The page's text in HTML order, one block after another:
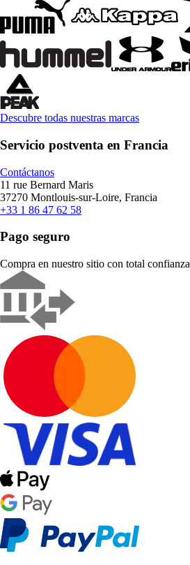
Descubre todas nuestras marcas
Servicio postventa en Francia
Contáctanos
11 rue Bernard Maris
37270 Montlouis-sur-Loire, Francia
+33 1 86 47 62 58
Pago seguro
Compra en nuestro sitio con total confianza